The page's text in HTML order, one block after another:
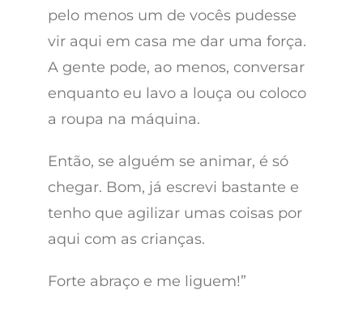
pelo menos um de vocês pudesse
vir aqui em casa me dar uma força.
A gente pode, ao menos, conversar
enquanto eu lavo a louça ou coloco
a roupa na máquina.
Então, se alguém se animar, é só
chegar. Bom, já escrevi bastante e
tenho que agilizar umas coisas por
aqui com as crianças.
Forte abraço e me liguem!”